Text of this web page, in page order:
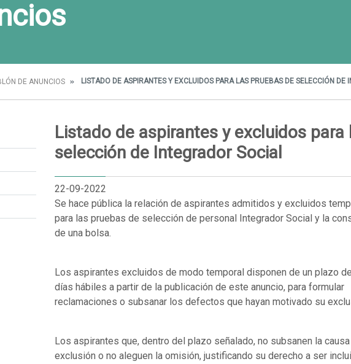
DE ANUNCIOS LISTADO DE ASPIRANTES Y EXCLUIDOS PARA LAS PRUEBAS DE SELECCIÓN DE
Listado de aspirantes y excluidos para
selección de Integrador Social
22-09-2022
Se hace pública la relación de aspirantes admitidos y excluidos
para las pruebas de selección de personal Integrador Social y la
de una bolsa.
Los aspirantes excluidos de modo temporal disponen de un plazo
días hábiles a partir de la publicación de este anuncio, para formular
reclamaciones o subsanar los defectos que hayan motivado su
Los aspirantes que, dentro del plazo señalado, no subsanen la
exclusión o no aleguen la omisión, justificando su derecho a ser